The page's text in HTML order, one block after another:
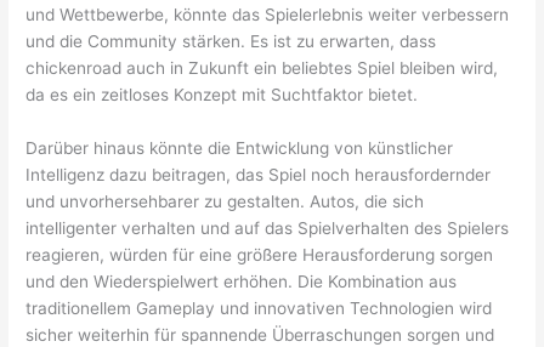
und Wettbewerbe, könnte das Spielerlebnis weiter verbessern
und die Community stärken. Es ist zu erwarten, dass
chickenroad auch in Zukunft ein beliebtes Spiel bleiben wird,
da es ein zeitloses Konzept mit Suchtfaktor bietet.
Darüber hinaus könnte die Entwicklung von künstlicher
Intelligenz dazu beitragen, das Spiel noch herausfordernder
und unvorhersehbarer zu gestalten. Autos, die sich
intelligenter verhalten und auf das Spielverhalten des Spielers
reagieren, würden für eine größere Herausforderung sorgen
und den Wiederspielwert erhöhen. Die Kombination aus
traditionellem Gameplay und innovativen Technologien wird
sicher weiterhin für spannende Überraschungen sorgen und